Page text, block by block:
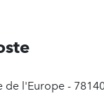
l'Europe -